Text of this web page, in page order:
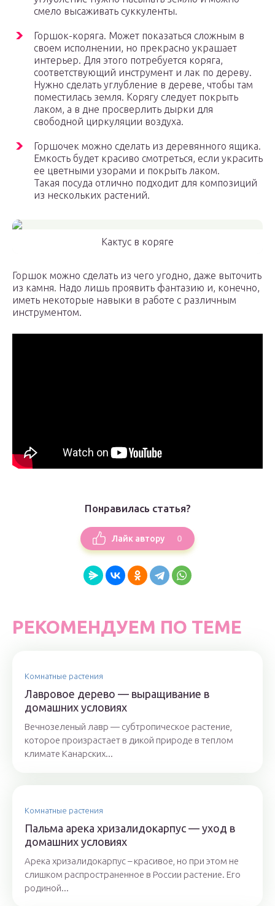
смело высаживать суккуленты.
Горшок-коряга. Может показаться сложным в
своем исполнении, но прекрасно украшает
интерьер. Для этого потребуется коряга,
соответствующий инструмент и лак по дереву.
Нужно сделать углубление в дереве, чтобы там
поместилась земля. Корягу следует покрыть
лаком, а в дне просверлить дырки для
свободной циркуляции воздуха.
Горшочек можно сделать из деревянного ящика.
Емкость будет красиво смотреться, если украсить
ее цветными узорами и покрыть лаком.
Такая посуда отлично подходит для композиций
из нескольких растений.
Кактус в коряге
Горшок можно сделать из чего угодно, даже выточить
из камня. Надо лишь проявить фантазию и, конечно,
иметь некоторые навыки в работе с различным
инструментом.
Понравилась статья?
Лайк автору 0
РЕКОМЕНДУЕМ ПО ТЕМЕ
Комнатные растения
Лавровое дерево — выращивание в
домашних условиях
Вечнозеленый лавр — субтропическое растение,
которое произрастает в дикой природе в теплом
климате Канарских...
Комнатные растения
Пальма арека хризалидокарпус — уход в
домашних условиях
Арека хризалидокарпус – красивое, но при этом не
слишком распространенное в России растение. Его
родиной...